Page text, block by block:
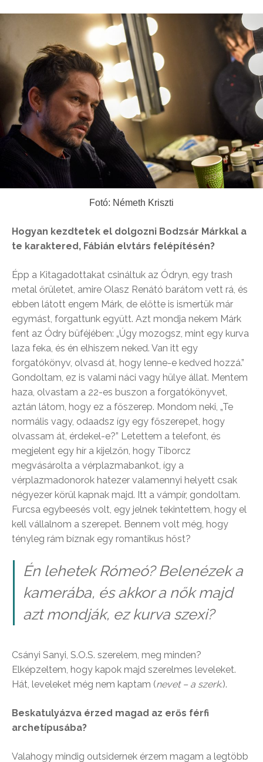
Fotó: Németh Kriszti
Hogyan kezdtetek el dolgozni Bodzsár Márkkal a
te karaktered, Fábián elvtárs felépítésén?
Épp a Kitagadottakat csináltuk az Ódryn, egy trash
metal őrületet, amire Olasz Renátó barátom vett rá, és
ebben látott engem Márk, de előtte is ismertük már
egymást, forgattunk együtt. Azt mondja nekem Márk
fent az Ódry büféjében: „Úgy mozogsz, mint egy kurva
laza feka, és én elhiszem neked. Van itt egy
forgatókönyv, olvasd át, hogy lenne-e kedved hozzá.”
Gondoltam, ez is valami náci vagy hülye állat. Mentem
haza, olvastam a 22-es buszon a forgatókönyvet,
aztán látom, hogy ez a főszerep. Mondom neki, „Te
normális vagy, odaadsz így egy főszerepet, hogy
olvassam át, érdekel-e?” Letettem a telefont, és
megjelent egy hír a kijelzőn, hogy Tiborcz
megvásárolta a vérplazmabankot, így a
vérplazmadonorok hatezer valamennyi helyett csak
négyezer körül kapnak majd. Itt a vámpír, gondoltam.
Furcsa egybeesés volt, egy jelnek tekintettem, hogy el
kell vállalnom a szerepet. Bennem volt még, hogy
tényleg rám bíznak egy romantikus hőst?
Én lehetek Rómeó? Belenézek a
kamerába, és akkor a nők majd
azt mondják, ez kurva szexi?
Csányi Sanyi, S.O.S. szerelem, meg minden?
Elképzeltem, hogy kapok majd szerelmes leveleket.
Hát, leveleket még nem kaptam (nevet – a szerk.).
Beskatulyázva érzed magad az erős férfi
archetípusába?
Valahogy mindig outsidernek érzem magam a legtöbb